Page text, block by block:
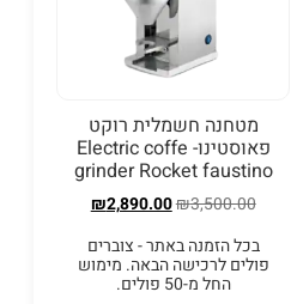
מטחנה חשמלית רוקט
פאוסטינו- Electric coffe
grinder Rocket faustino
₪3,500.00
₪2,890.00
בכל הזמנה באתר - צוברים
פולים לרכישה הבאה. מימוש
החל מ-50 פולים.